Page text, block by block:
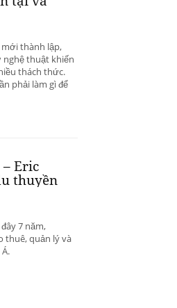
thành lập,
nghệ thuật khiến
thách thức.
phải làm gì để
Eric
thuyền
7 năm,
thuê, quản lý và